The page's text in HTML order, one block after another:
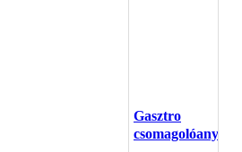
Gasztro
csomagolóanyagok